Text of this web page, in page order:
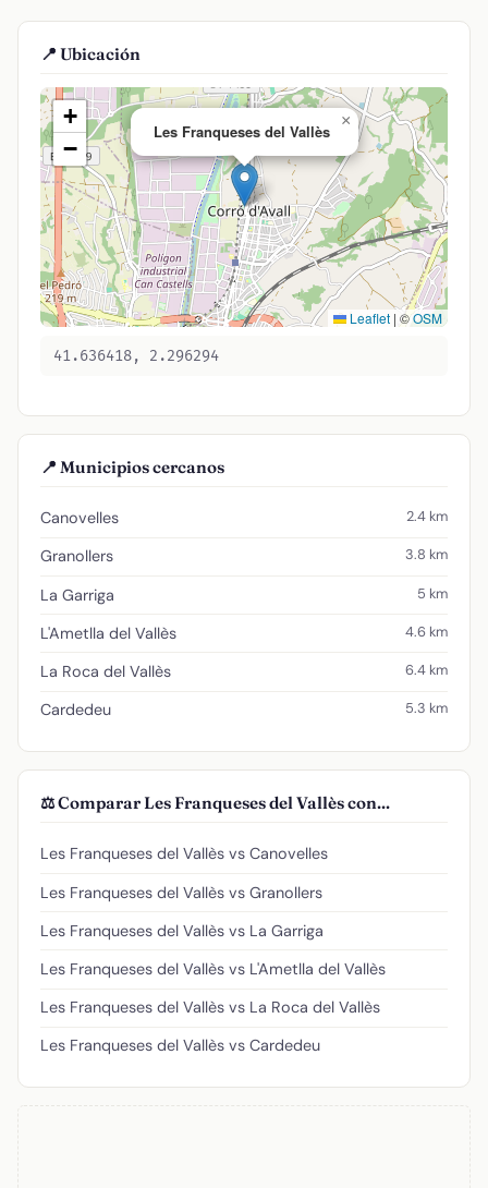
📍 Ubicación
Les Franqueses del Vallès
×
+
−
Leaflet | ©OSM
41.636418, 2.296294
📍 Municipios cercanos
Canovelles 2.4 km
Granollers 3.8 km
La Garriga 5 km
L'Ametlla del Vallès 4.6 km
La Roca del Vallès 6.4 km
Cardedeu 5.3 km
⚖️ Comparar Les Franqueses del Vallès con...
Les Franqueses del Vallès vs Canovelles
Les Franqueses del Vallès vs Granollers
Les Franqueses del Vallès vs La Garriga
Les Franqueses del Vallès vs L'Ametlla del Vallès
Les Franqueses del Vallès vs La Roca del Vallès
Les Franqueses del Vallès vs Cardedeu